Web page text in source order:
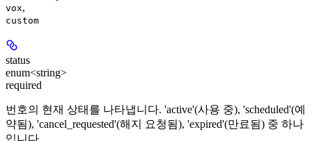
vox,
custom
status
enum<string>
required
번호의 현재 상태를 나타냅니다. 'active'(사용 중), 'scheduled'(예
약됨), 'cancel_requested'(해지 요청됨), 'expired'(만료됨) 중 하나
입니다.